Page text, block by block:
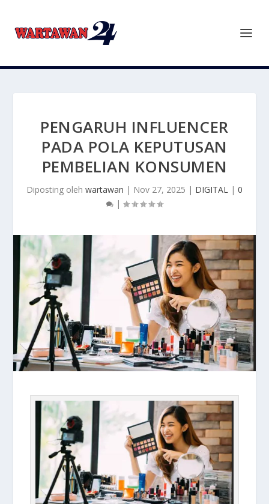
PENGARUH INFLUENCER
PADA POLA KEPUTUSAN
PEMBELIAN KONSUMEN
Diposting oleh wartawan | Nov 27, 2025 | DIGITAL | 0
|